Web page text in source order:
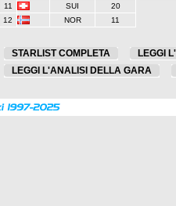
11
SUI
20
12
NOR 11
STARLIST COMPLETA
LEGGI
LEGGI L'ANALISI DELLA GARA